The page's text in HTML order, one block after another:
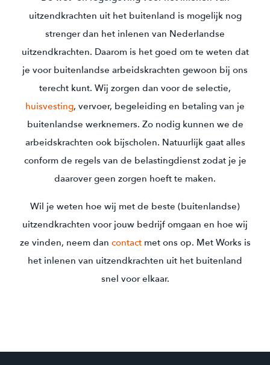
uitzendkrachten uit het buitenland is mogelijk nog
strenger dan het inlenen van Nederlandse
uitzendkrachten. Daarom is het goed om te weten dat
je voor buitenlandse arbeidskrachten gewoon bij ons
terecht kunt. Wij zorgen dan voor de selectie,
huisvesting, vervoer, begeleiding en betaling van je
buitenlandse werknemers. Zo nodig kunnen we de
arbeidskrachten ook bijscholen. Natuurlijk gaat alles
conform de regels van de belastingdienst zodat je je
daarover geen zorgen hoeft te maken.
Wil je weten hoe wij met de beste (buitenlandse)
uitzendkrachten voor jouw bedrijf omgaan en hoe wij
ze vinden, neem dan contactmet ons op. Met Works is
het inlenen van uitzendkrachten uit het buitenland
snel voor elkaar.